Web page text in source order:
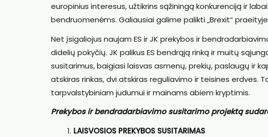
europinius interesus, užtikrins sąžiningą konkurenciją ir
bendruomenėms. Galiausiai galime palikti „Brexit“
Net įsigaliojus naujam ES ir JK prekybos ir
didelių pokyčių. JK palikus ES bendrąją rinką ir muitų
susitarimus, baigiasi laisvas asmenų, prekių, paslaugų ir
atskiras rinkas, dvi atskiras reguliavimo ir teisines erdves.
tarpvalstybiniam judumui ir mainams abiem kryptimis.
Prekybos ir bendradarbiavimo susitarimo projektą
LAISVOSIOS PREKYBOS SUSITARIMAS